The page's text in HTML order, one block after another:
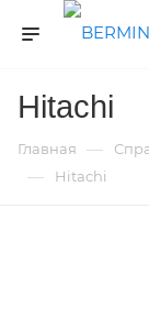
Hitachi
Главная —
— Hitachi